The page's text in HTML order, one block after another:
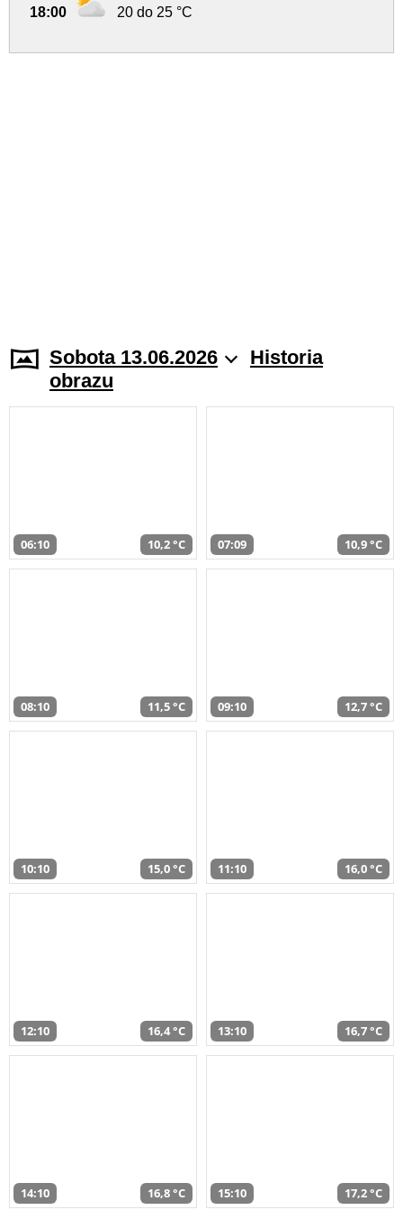
18:00 20 do 25 °C
Sobota 13.06.2026
Historia
obrazu
06:10 10,2 °C 07:09 10,9 °C
08:10 11,5 °C 09:10 12,7 °C
10:10 15,0 °C 11:10 16,0 °C
12:10 16,4 °C 13:10 16,7 °C
14:10 16,8 °C 15:10 17,2 °C